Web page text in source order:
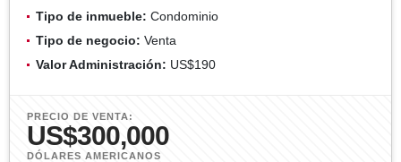
Tipo de inmueble: Condominio
Tipo de negocio: Venta
Valor Administración: US$190
PRECIO DE VENTA:
US$300,000
DÓLARES AMERICANOS